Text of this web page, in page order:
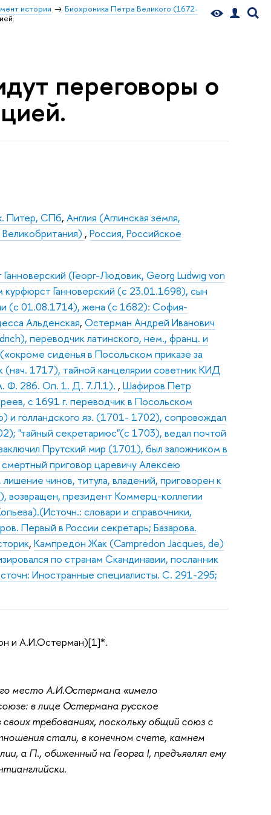
истории
Биохроника Петра Великого (1672-
переговоры о
Питер, СПб,Англия (Аглинская земля,
Великобритания) ,Россия, Российское
(Георг-Людовик, Georg Ludwig von
Ганноверский (с 23.01.1698), сын
(с 01.08.1714), жена (с 1682): София-
Альденская,Остерман Андрей Иванович
переводчик латинского, нем., франц. и
сиденья в Посольском приказе за
1717), тайной канцелярии советник КИД
Ф. 286. Оп. 1. Д. 7.Л.1). ,Шафиров Петр
с 1691 г. переводчик в Посольском
и голландского яз. (1701- 1702), сопровождал
"тайный секретариюс"(с 1703), ведал почтой
Прутский мир (1701), был заложником в
приговор царевичу Алексею
чинов, титула, владений, приговорен к
возвращен, президент Коммерц-коллегии
словари и справочники,
Первый в России секретарь; Базарова.
,Кампредон Жак (Campredon Jacques, de)
по странам Скандинавии, посланник
Иностранные специалисты. С. 291-295;
и А.И.Остерман)[1]*.
место А.И.Остермана «имело
в лице Остермана русское
требованиях, поскольку общий союз с
стали, в конечном счете, камнем
а П., обиженный на Георга I, предъявлял ему